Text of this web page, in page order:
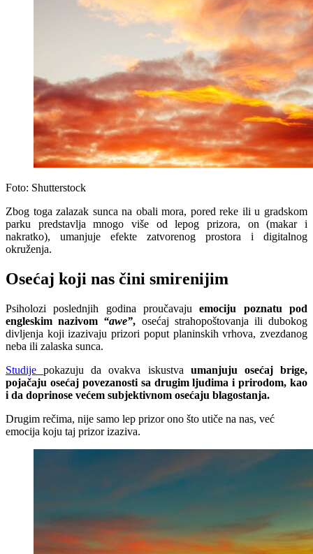
Foto: Shutterstock
Zbog toga zalazak sunca na obali mora, pored reke ili u gradskom
parku predstavlja mnogo više od lepog prizora, on (makar i
nakratko), umanjuje efekte zatvorenog prostora i digitalnog
okruženja.
Osećaj koji nas čini smirenijim
Psiholozi poslednjih godina proučavajuemociju poznatu pod
engleskim nazivom “awe”, osećaj strahopoštovanja ili dubokog
divljenja koji izazivaju prizori poput planinskih vrhova, zvezdanog
neba ili zalaska sunca.
Studijepokazuju da ovakva iskustva umanjuju osećaj brige,
pojačaju osećaj povezanosti sa drugim ljudima i prirodom, kao
i da doprinose većem subjektivnom osećaju blagostanja.
Drugim rečima, nije samo lep prizor ono što utiče na nas, već
emocija koju taj prizor izaziva.